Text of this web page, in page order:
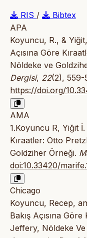
RIS /
Bibtex
APA
Koyuncu, R., &
Açısına Göre
Nöldeke ve
Dergisi, 22(2), 559-
https://doi.org/
AMA
1.Koyuncu R, Yiğit İ.
Kıraatler: Otto
Goldziher Örneği.
doi:10.33420/
Chicago
Koyuncu, Recep,
Bakış Açısına
Jeffery, Nöldeke Ve